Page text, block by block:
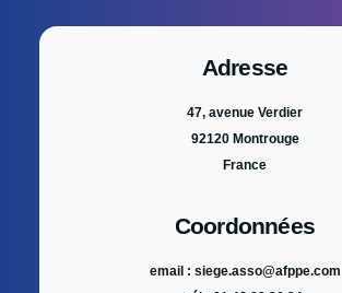
Adresse
47, avenue Verdier
92120 Montrouge
France
Coordonnées
email : siege.asso@afppe.com